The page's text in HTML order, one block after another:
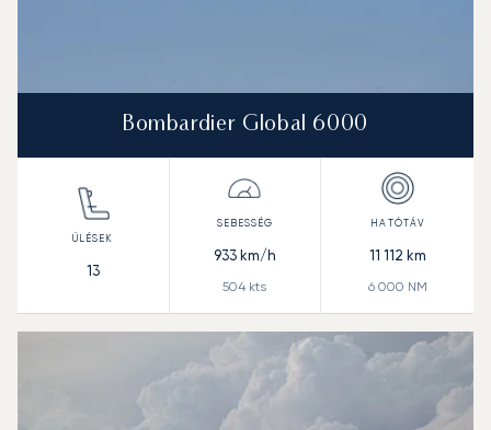
Bombardier Global 6000
13
933km/h
504 kts
11 112 km
6 000 NM